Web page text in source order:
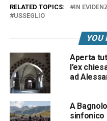
RELATED TOPICS: IN
USSEGLIO
YOU
Aperta
l’ex
ad
A
sinfonico